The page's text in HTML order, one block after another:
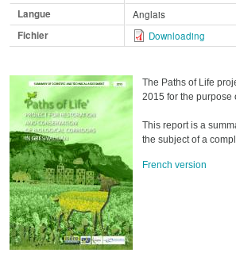
Langue
Anglais
Fichier
Downloading
The Paths of Life
2015 for the purpose
This report is a
the subject of a
French version